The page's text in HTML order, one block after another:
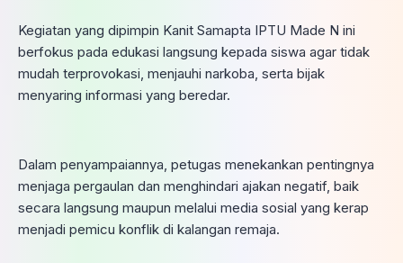
Kegiatan yang dipimpin Kanit Samapta IPTU Made N ini
berfokus pada edukasi langsung kepada siswa agar tidak
mudah terprovokasi, menjauhi narkoba, serta bijak
menyaring informasi yang beredar.
Dalam penyampaiannya, petugas menekankan pentingnya
menjaga pergaulan dan menghindari ajakan negatif, baik
secara langsung maupun melalui media sosial yang kerap
menjadi pemicu konflik di kalangan remaja.